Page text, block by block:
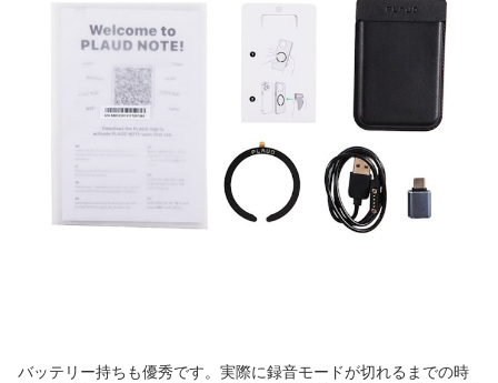
バッテリー持ちも優秀です。実際に録音モードが切れるまでの時